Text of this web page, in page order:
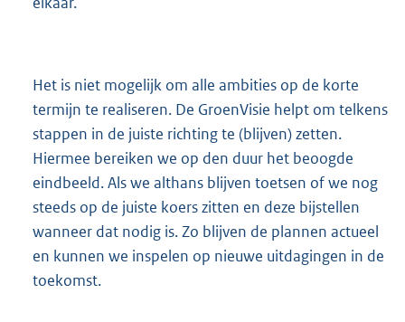
Het is niet mogelijk om alle ambities op de korte
termijn te realiseren. De GroenVisie helpt om telkens
stappen in de juiste richting te (blijven) zetten.
Hiermee bereiken we op den duur het beoogde
eindbeeld. Als we althans blijven toetsen of we nog
steeds op de juiste koers zitten en deze bijstellen
wanneer dat nodig is. Zo blijven de plannen actueel
en kunnen we inspelen op nieuwe uitdagingen in de
toekomst.